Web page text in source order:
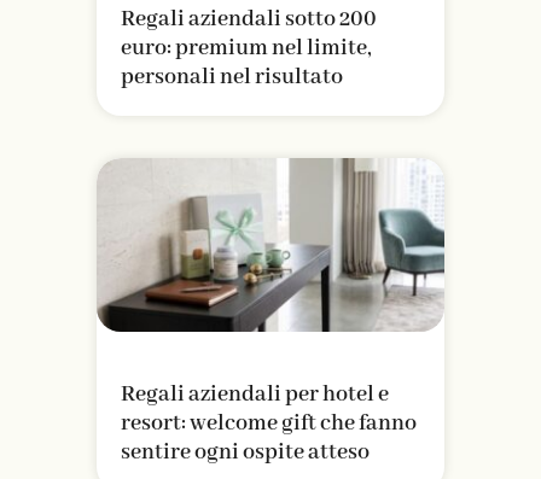
Regali aziendali sotto 200
euro: premium nel limite,
personali nel risultato
Regali aziendali per hotel e
resort: welcome gift che fanno
sentire ogni ospite atteso